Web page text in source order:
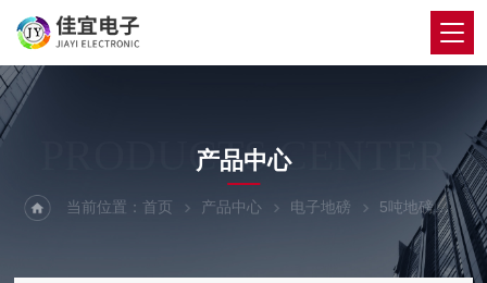
PRODUCTS CENTER
产品中心
当前位置：首页 产品中心 电子地磅 5吨地磅 盖